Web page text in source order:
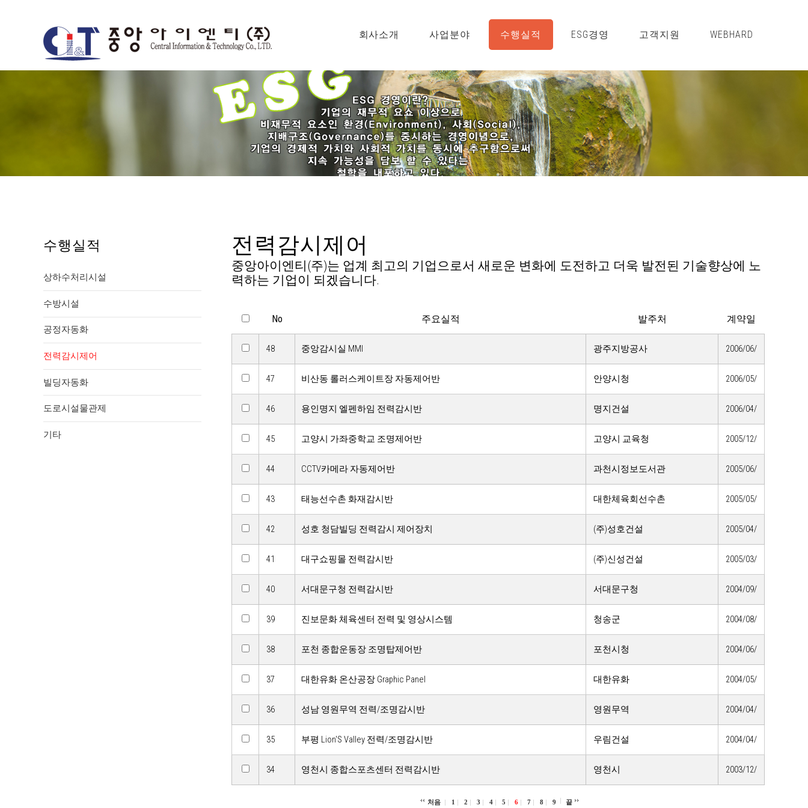
회사소개 사업분야 수행실적 ESG경영 고객지원 WEBHARD
수행실적
상하수처리시설
수방시설
공정자동화
전력감시제어
빌딩자동화
도로시설물관제
기타
전력감시제어
중앙아이엔티(주)는 업계 최고의 기업으로서 새로운 변화에 도전하고 더욱 발전된 기술향상에 노
력하는 기업이 되겠습니다.
No 주요실적 발주처 계약일
48 중앙감시실 MMI 광주지방공사 2006/06/
47 비산동 롤러스케이트장 자동제어반 안양시청 2006/05/
46 용인명지 엘펜하임 전력감시반 명지건설 2006/04/
45 고양시 가좌중학교 조명제어반 고양시 교육청 2005/12/
44 CCTV카메라 자동제어반 과천시정보도서관 2005/06/
43 태능선수촌 화재감시반 대한체육회선수촌 2005/05/
42 성호 청담빌딩 전력감시 제어장치 (주)성호건설 2005/04/
41 대구쇼핑몰 전력감시반 (주)신성건설 2005/03/
40 서대문구청 전력감시반 서대문구청 2004/09/
39 진보문화 체육센터 전력 및 영상시스템 청송군 2004/08/
38 포천 종합운동장 조명탑제어반 포천시청 2004/06/
37 대한유화 온산공장 Graphic Panel 대한유화 2004/05/
36 성남 영원무역 전력/조명감시반 영원무역 2004/04/
35 부평 Lion'S Valley 전력/조명감시반 우림건설 2004/04/
34 영천시 종합스포츠센터 전력감시반 영천시 2003/12/
처음 1 2 3 4 5 6 7 8 9 끝